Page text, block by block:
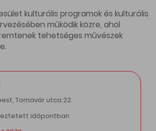
kulturális programok és kulturális
működik közre, ahol
tehetséges művészek
Tornavár utca 22.
időpontban